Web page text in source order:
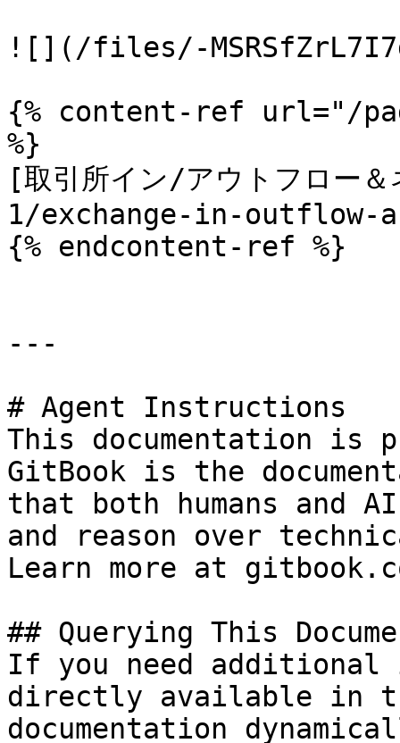
![](/files/-
{% content-ref url="/
%}
[取引所イン/アウトフロ
1/exchange-in-outflow-
{% endcontent-ref %}
---
# Agent Instructions
This documentation is
GitBook is the
that both humans and
and reason over
Learn more at
## Querying This
If you need
directly available in
documentation